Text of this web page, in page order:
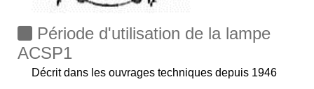
Période d'utilisation de la lampe
ACSP1
Décrit dans les ouvrages techniques depuis 1946